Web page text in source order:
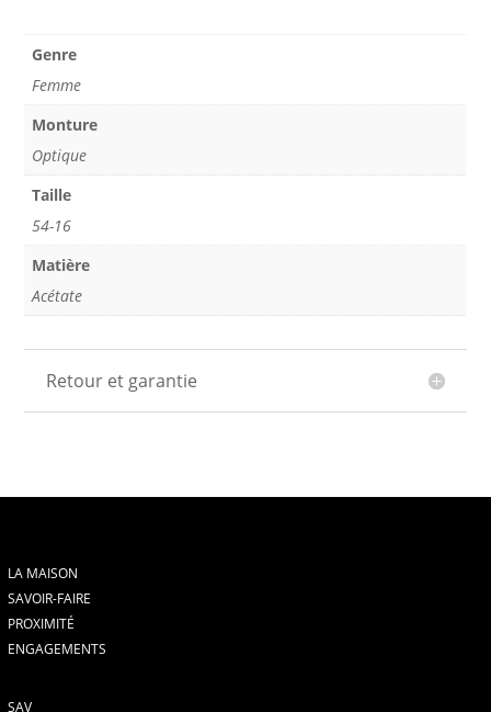
Genre
Femme
Monture
Optique
Taille
54-16
Matière
Acétate
Retour et garantie
LA MAISON
SAVOIR-FAIRE
PROXIMITÉ
ENGAGEMENTS
SAV